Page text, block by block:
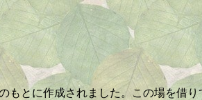
もとに作成されました。この場を借